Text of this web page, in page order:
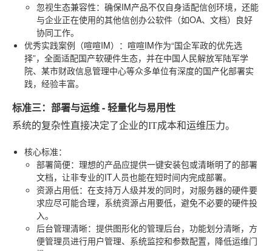
忽视生态兼容性：确保IM产品不仅自身适配信创环境，还能
与企业正在使用的其他信创办公软件（如OA、文档）良好
协同工作。
优秀实践案例（喧喧IM） ：喧喧IM作为“国企军政的优先选
择”，全面适配国产软硬件生态，并在中国人民解放军陆军学
院、某市财政信息管理中心等众多单位有深度的国产化部署实
践，经验丰富。
标准三：部署与运维 - 轻量化与易用性
系统的复杂性直接决定了企业的IT成本和运维压力。
核心标准：
部署简便：理想的产品应提供一键安装包或清晰明了的部署
文档，让非专业的IT人员也能在短时间内完成部署。
资源占用低：在支持万人级并发的同时，对服务器的硬件要
求应尽可能合理，系统资源占用要低，避免不必要的硬件投
入。
后台管理清晰：提供图形化的管理后台，功能划分清晰，方
便管理员进行用户管理、系统监控和参数配置，降低运维门